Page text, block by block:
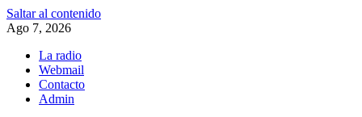
Saltar al contenido
Ago 7, 2026
La radio
Webmail
Contacto
Admin